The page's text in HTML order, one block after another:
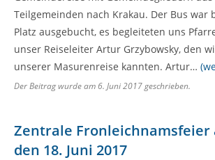
Teilgemeinden nach Krakau. Der Bus war
Platz ausgebucht, es begleiteten uns
unser Reiseleiter Artur Grzybowsky, den
unserer Masurenreise kannten. Artur…
Der Beitrag wurde am6. Juni 2017geschrieben.
Zentrale Fronleichnamsfeier
den 18. Juni 2017